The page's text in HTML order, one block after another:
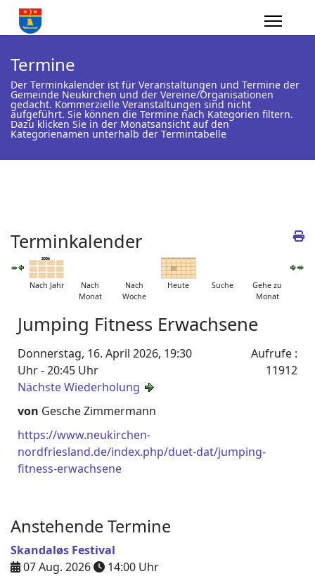
Termine
Der Terminkalender ist für Veranstaltungen und Termine der
Gemeinde Neukirchen und der Vereine/Organisationen
gedacht. Kommerzielle Veranstaltungen sind nicht
aufgeführt. Sie können die Termine nach Kategorien filtern.
Dazu klicken Sie in der Monatsansicht auf den
Kategorienamen unterhalb der Termintabelle
Terminkalender
Nach Jahr
Nach
Monat
Nach
Woche
Heute Suche
Gehe zu
Monat
Jumping Fitness Erwachsene
Donnerstag, 16. April 2026, 19:30
Uhr - 20:45 Uhr
Nächste Wiederholung
Aufrufe :
11912
von Gesche Zimmermann
https://www.neukirchen-
nordfriesland.de/index.php/duet-dat/jumping-
fitness-erwachsene
Anstehende Termine
Skandaløs Festival
07 Aug. 2026
14:00 Uhr